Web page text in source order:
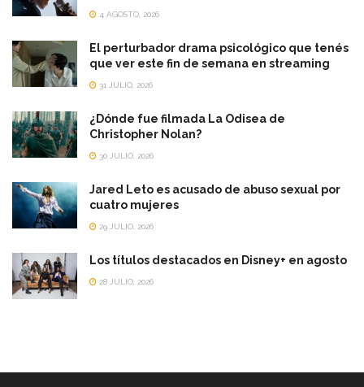
4 AGOSTO, 2026
El perturbador drama psicológico que tenés
que ver este fin de semana en streaming
31 JULIO, 2026
¿Dónde fue filmada La Odisea de
Christopher Nolan?
30 JULIO, 2026
Jared Leto es acusado de abuso sexual por
cuatro mujeres
29 JULIO, 2026
Los títulos destacados en Disney+ en agosto
28 JULIO, 2026